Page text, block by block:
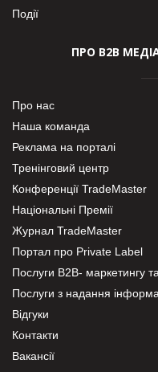
Події
ПРО В2В
Про нас
Наша команда
Реклама на порталі
Тренінговий центр
Конференції TradeMaster
Національні Премії
Журнал TradeMaster
Портал про Private Label
Послуги В2В- маркетингу
Послуги з надання
Відгуки
Контакти
Вакансії